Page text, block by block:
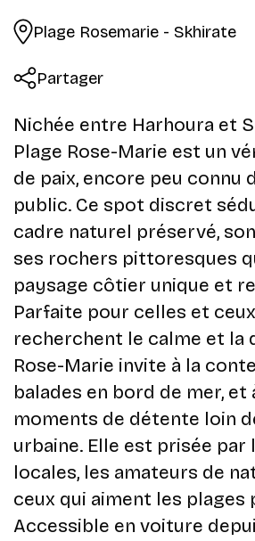
Plage Rosemarie - Skhirate
Partager
Nichée entre Harhoura et
Plage Rose-Marie est un
de paix, encore peu connu
public. Ce spot discret
cadre naturel préservé,
ses rochers pittoresques
paysage côtier unique et
Parfaite pour celles et
recherchent le calme et la
Rose-Marie invite à la
balades en bord de mer, et
moments de détente loin
urbaine. Elle est prisée par
locales, les amateurs de
ceux qui aiment les plages
Accessible en voiture